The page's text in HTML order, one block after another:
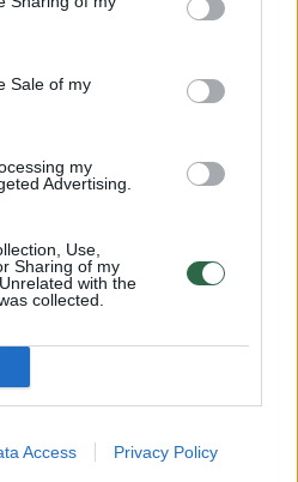
Sale of my
my
Advertising.
Use,
Sharing of my
with the
collected.
Access Privacy Policy
pagrindas.
Ukrainos gynybos
agresoriaus
teigia I. Gavriliukas.
Rugpjūčio 8-osios